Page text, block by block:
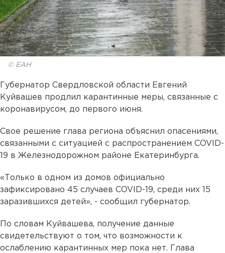
© ЕАН
Губернатор Свердловской области Евгений
Куйвашев продлил карантинные меры, связанные с
коронавирусом, до первого июня.
Свое решение глава региона объяснил опасениями,
связанными с ситуацией с распространением COVID-
19 в Железнодорожном районе Екатеринбурга.
«Только в одном из домов официально
зафиксировано 45 случаев COVID-19, среди них 15
заразившихся детей», - сообщил губернатор.
По словам Куйвашева, получение данные
свидетельствуют о том, что возможности к
ослаблению карантинных мер пока нет. Глава